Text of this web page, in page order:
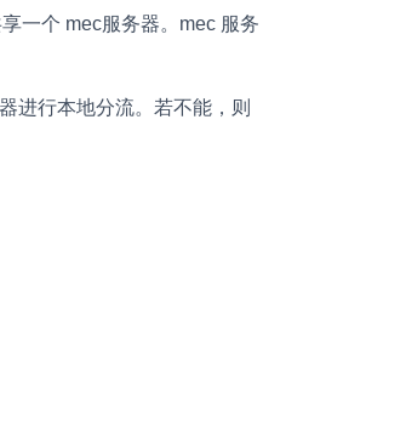
一个 mec服务器。mec 服务
进行本地分流。若不能，则